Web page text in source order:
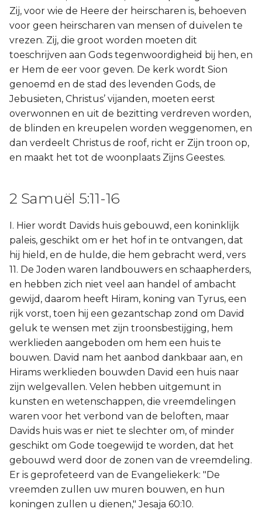
Zij, voor wie de Heere der heirscharen is, behoeven
voor geen heirscharen van mensen of duivelen te
vrezen. Zij, die groot worden moeten dit
toeschrijven aan Gods tegenwoordigheid bij hen, en
er Hem de eer voor geven. De kerk wordt Sion
genoemd en de stad des levenden Gods, de
Jebusieten, Christus’ vijanden, moeten eerst
overwonnen en uit de bezitting verdreven worden,
de blinden en kreupelen worden weggenomen, en
dan verdeelt Christus de roof, richt er Zijn troon op,
en maakt het tot de woonplaats Zijns Geestes.
2 Samuël 5:11-16
I. Hier wordt Davids huis gebouwd, een koninklijk
paleis, geschikt om er het hof in te ontvangen, dat
hij hield, en de hulde, die hem gebracht werd, vers
11. De Joden waren landbouwers en schaapherders,
en hebben zich niet veel aan handel of ambacht
gewijd, daarom heeft Hiram, koning van Tyrus, een
rijk vorst, toen hij een gezantschap zond om David
geluk te wensen met zijn troonsbestijging, hem
werklieden aangeboden om hem een huis te
bouwen. David nam het aanbod dankbaar aan, en
Hirams werklieden bouwden David een huis naar
zijn welgevallen. Velen hebben uitgemunt in
kunsten en wetenschappen, die vreemdelingen
waren voor het verbond van de beloften, maar
Davids huis was er niet te slechter om, of minder
geschikt om Gode toegewijd te worden, dat het
gebouwd werd door de zonen van de vreemdeling.
Er is geprofeteerd van de Evangeliekerk: "De
vreemden zullen uw muren bouwen, en hun
koningen zullen u dienen," Jesaja 60:10.